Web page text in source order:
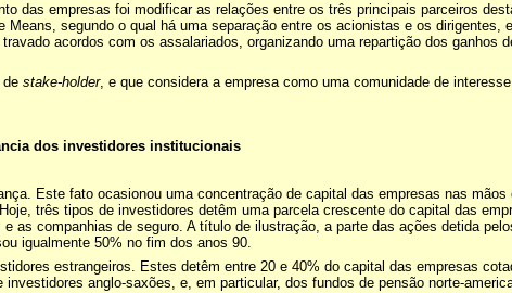
das empresas foi modificar as relações entre os três principais parceiros
segundo o qual há uma separação entre os acionistas e os dirigentes,
acordos com os assalariados, organizando uma repartição dos ganhos
de stake-holder, e que considera a empresa como uma comunidade de
dos investidores institucionais
Este fato ocasionou uma concentração de capital das empresas nas
três tipos de investidores detêm uma parcela crescente do capital das
companhias de seguro. A título de ilustração, a parte das ações detida
igualmente 50% no fim dos anos 90.
estrangeiros. Estes detêm entre 20 e 40% do capital das empresas
anglo-saxões, e, em particular, dos fundos de pensão norte-